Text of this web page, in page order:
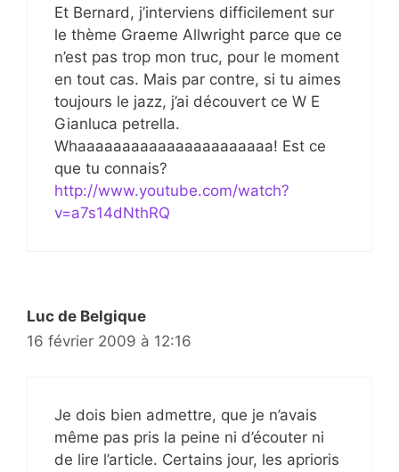
Et Bernard, j’interviens difficilement sur
le thème Graeme Allwright parce que ce
n’est pas trop mon truc, pour le moment
en tout cas. Mais par contre, si tu aimes
toujours le jazz, j’ai découvert ce W E
Gianluca petrella.
Whaaaaaaaaaaaaaaaaaaaaaa! Est ce
que tu connais?
http://www.youtube.com/watch?
v=a7s14dNthRQ
Luc de Belgique
16 février 2009 à 12:16
Je dois bien admettre, que je n’avais
même pas pris la peine ni d’écouter ni
de lire l’article. Certains jour, les aprioris